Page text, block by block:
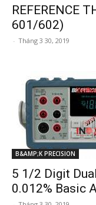
REFERENCE
601/602)
- Tháng 3 30, 2019
B&AMP;K PRECISION
5 1/2 Digit
0.012% Basic